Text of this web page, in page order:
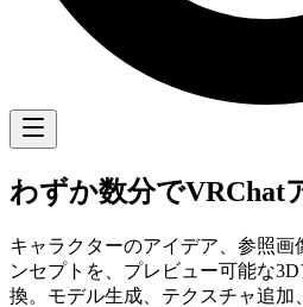
わずか数分でVRChat
キャラクターのアイデア、参照画
ンセプトを、プレビュー可能な
換。モデル生成、テクスチャ追加